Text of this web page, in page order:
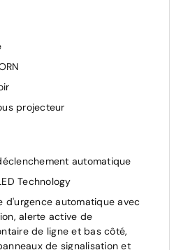
projecteur
automatique
Technology
d'urgence automatique avec
alerte active de
de ligne et bas côté,
de signalisation et